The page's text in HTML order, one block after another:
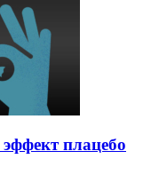
плацебо